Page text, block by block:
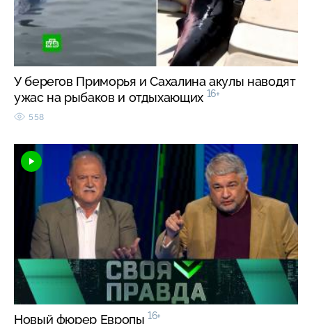
У берегов Приморья и Сахалина акулы наводят
ужас на рыбаков и отдыхающих 16+
558
Новый фюрер Европы 16+